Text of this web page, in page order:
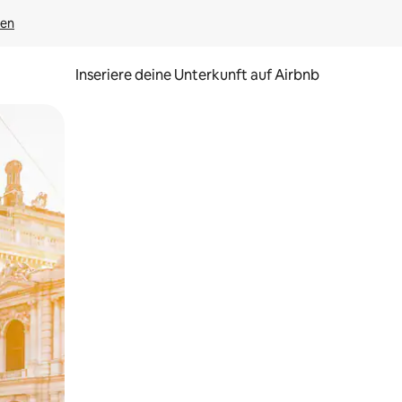
Inseriere deine Unterkunft auf Airbnb
oder Wischgesten.